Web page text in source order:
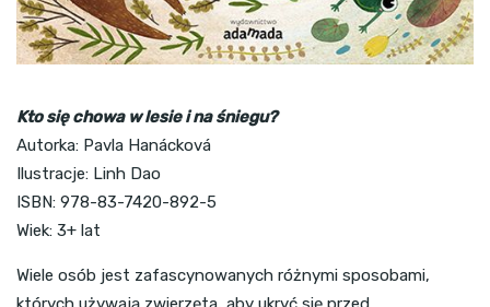
Kto się chowa w lesie i na śniegu?
Autorka: Pavla Hanácková
Ilustracje: Linh Dao
ISBN: 978-83-7420-892-5
Wiek: 3+ lat
Wiele osób jest zafascynowanych różnymi sposobami,